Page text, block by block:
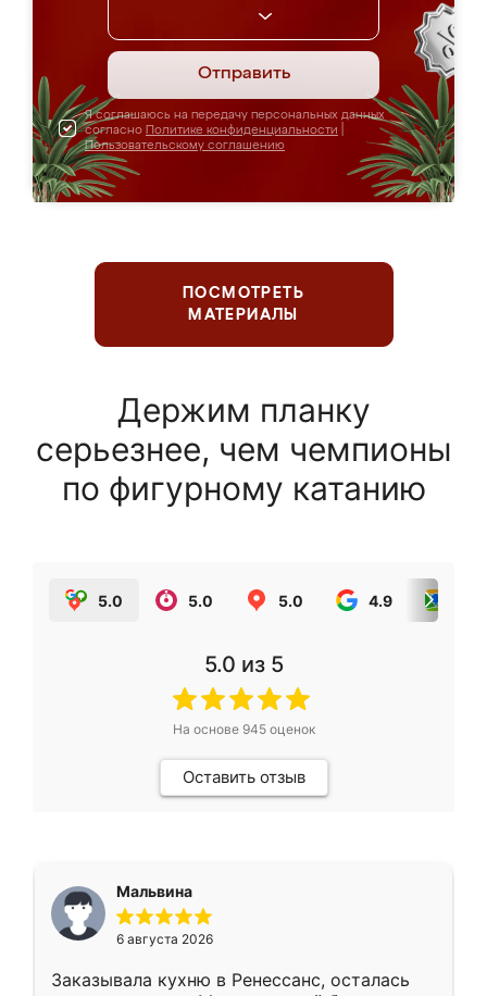
Отправить
Я соглашаюсь на передачу персональных данных
согласно Политике конфиденциальности
Пользовательскому соглашению
ПОСМОТРЕТЬ
МАТЕРИАЛЫ
Держим планку
серьезнее, чем чемпионы
по фигурному катанию
5.0 5.0 5.0 4.9
5.0 из 5
На основе 945оценок
Оставить отзыв
Мальвина
6 августа 2026
Заказывала кухню в Ренессанс, осталась